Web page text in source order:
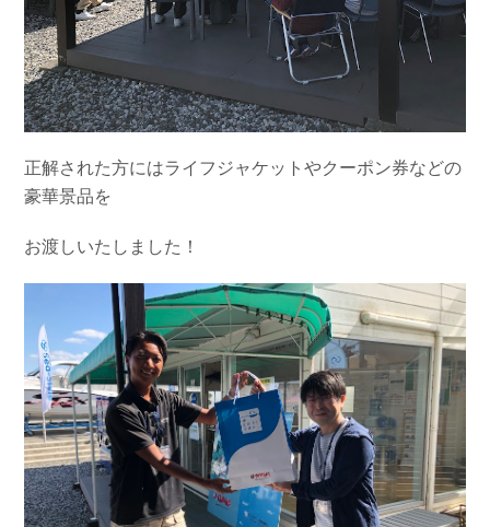
正解された方にはライフジャケットやクーポン券などの
豪華景品を
お渡しいたしました！